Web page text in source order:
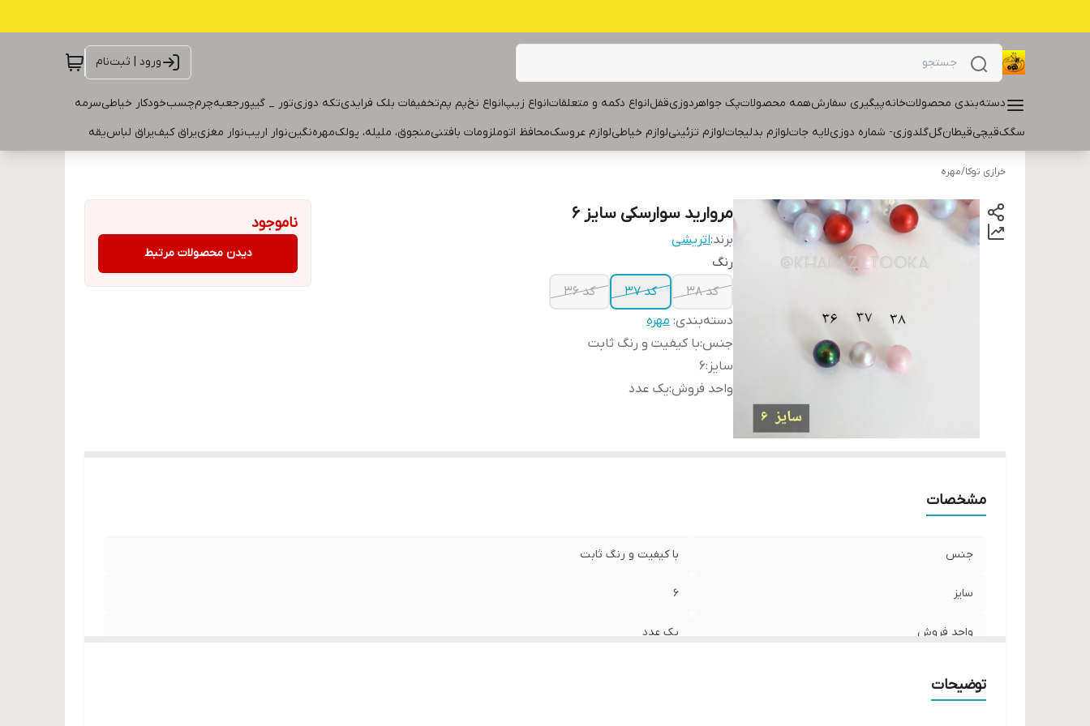
ورود | ثبت‌نام
دسته‌بندی محصولاتخانهپیگیری سفارشهمه محصولاتپک جواهردوزیقفلانواع دکمه و متعلقاتانواع زیپانواع نخپم پمتخفیفات بلک فرایدیتکه دوزیتور _ گیپورجعبهچرمچسبخودکار خیاطیسرمه
سگکقیچیقیطانگلگلدوزی- شماره دوزیلایه جاتلوازم بدلیجاتلوازم تزئینیلوازم خیاطیلوازم عروسکمحافظ اتوملزومات بافتنیمنجوق، ملیله، پولکمهرهنگیننوار اریبنوار مغزییراق کیفیراق لباسیقه
خرازی توکا/مهره
مروارید سوارسکی سایز ۶
برند:اتریشی
رنگ
کد ۳۸
کد ۳۷
کد ۳۶
دسته‌بندی: مهره
جنس:با کیفیت و رنگ ثابت
سایز :۶
واحد فروش:یک عدد
ناموجود
دیدن محصولات مرتبط
مشخصات
جنس با کیفیت و رنگ ثابت
سایز ۶
واحد فروش یک عدد
توضیحات